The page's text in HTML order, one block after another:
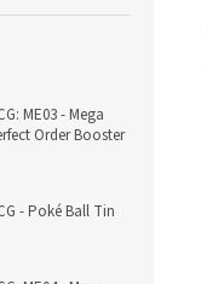
ME03 - Mega
Order Booster
- Poké Ball Tin